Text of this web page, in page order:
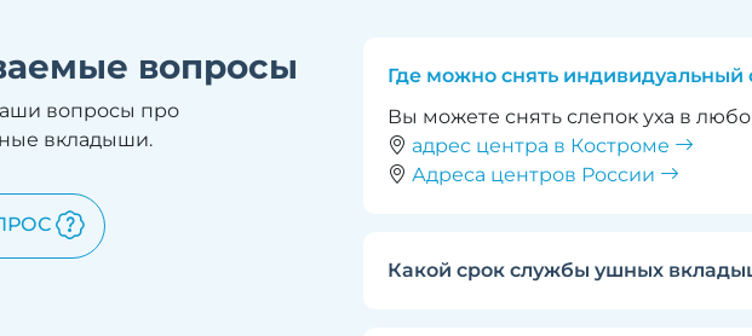
вопросы
вопросы про
вкладыши.
Где можно снять индивидуальный
Вы можете снять слепок уха в
адрес центра в Костроме
Адреса центров России
Какой срок службы ушных